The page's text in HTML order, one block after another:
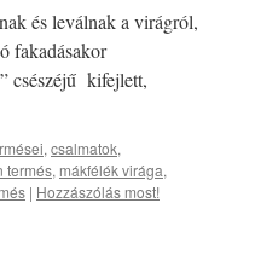
és leválnak a virágról,
fakadásakor
csészéjű kifejlett,
, csalmatok,
termés, mákfélék virága,
| Hozzászólás most!